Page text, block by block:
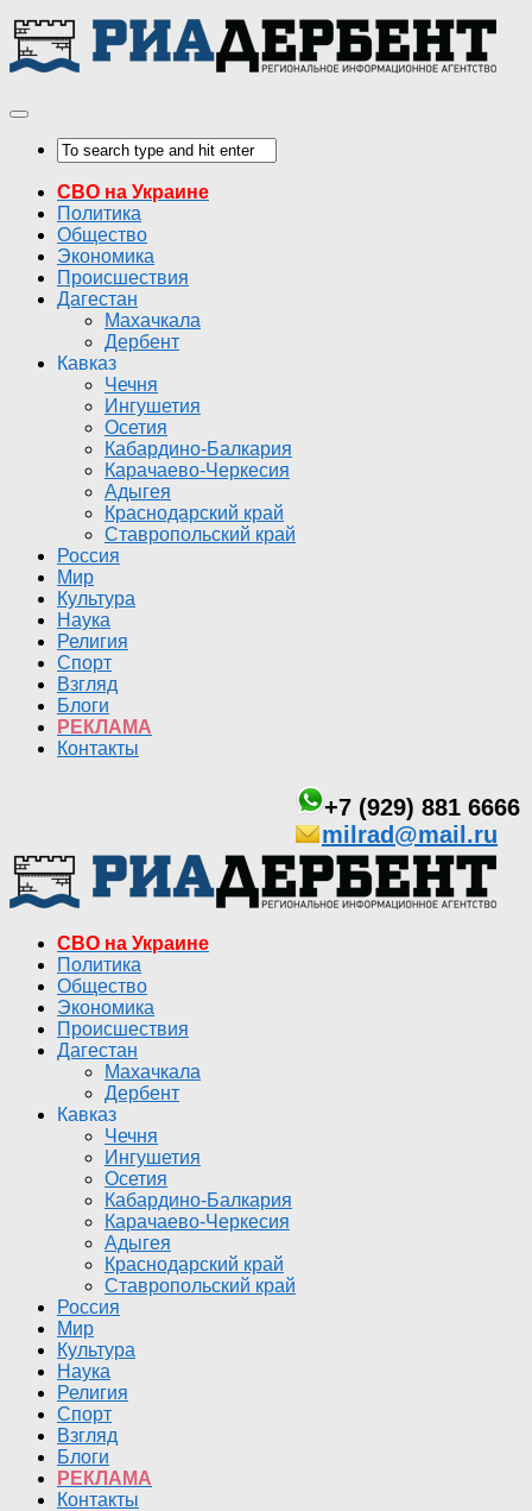
СВО на Украине
Политика
Общество
Экономика
Происшествия
Дагестан
Махачкала
Дербент
Кавказ
Чечня
Ингушетия
Осетия
Кабардино-Балкария
Карачаево-Черкесия
Адыгея
Краснодарский край
Ставропольский край
Россия
Мир
Культура
Наука
Религия
Спорт
Взгляд
Блоги
РЕКЛАМА
Контакты
+7 (929) 881 6666
milrad@mail.ru
СВО на Украине
Политика
Общество
Экономика
Происшествия
Дагестан
Махачкала
Дербент
Кавказ
Чечня
Ингушетия
Осетия
Кабардино-Балкария
Карачаево-Черкесия
Адыгея
Краснодарский край
Ставропольский край
Россия
Мир
Культура
Наука
Религия
Спорт
Взгляд
Блоги
РЕКЛАМА
Контакты